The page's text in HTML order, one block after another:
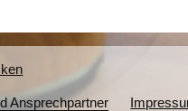
Ansprechpartner